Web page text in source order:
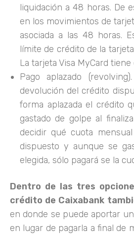
liquidación a 48 horas. De
en los movimientos de
asociada a las 48 horas.
límite de crédito de la
La tarjeta Visa MyCard
Pago aplazado
devolución del crédito
forma aplazada el crédito
gastado de golpe al
decidir qué cuota
dispuesto y aunque se
elegida, sólo pagará se la
Dentro de las tres
crédito de Caixabank
en donde se puede aportar
en lugar de pagarla a final de